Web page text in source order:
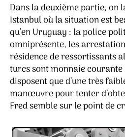
Dans la deuxième partie, on
Istanbul où la situation est
qu’en Uruguay : la police
omniprésente, les
résidence de ressortissants
turcs sont monnaie
disposent que d’une très
manœuvre pour tenter
Fred semble sur le point de